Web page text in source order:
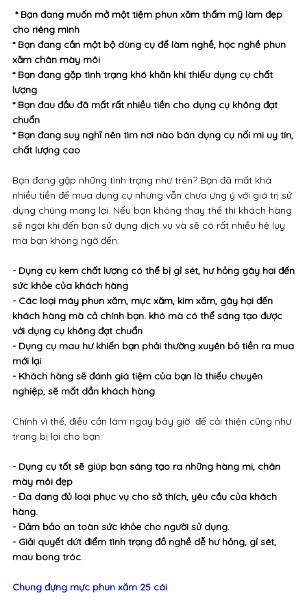
* Bạn đang muốn mở một tiệm phun xăm thẩm mỹ làm đẹp
cho riêng mình
* Bạn đang cần một bộ dùng cụ để làm nghề, học nghề phun
xăm chân mày môi
* Bạn đang gặp tình trạng khó khăn khi thiếu dụng cụ chất
lượng
* Bạn đau đầu đã mất rất nhiều tiền cho dụng cụ không đạt
chuẩn
* Bạn đang suy nghĩ nên tìm nơi nào bán dụng cụ nối mi uy tín,
chất lượng cao
Bạn đang gặp những tình trạng như trên? Bạn đã mất khá
nhiều tiền để mua dụng cụ nhưng vẫn chưa ưng ý với giá trị sử
dụng chúng mang lại. Nếu bạn không thay thế thì khách hàng
sẽ ngại khi đến bạn sử dụng dịch vụ và sẽ có rất nhiều hệ lụy
mà bạn không ngờ đến:
- Dụng cụ kem chất lượng có thể bị gỉ sét, hư hỏng gây hại đến
sức khỏe của khách hàng
- Các loại máy phun xăm, mực xăm, kim xăm, gây hại đến
khách hàng mà cả chính bạn. khó mà có thể sáng tạo được
với dụng cụ không đạt chuẩn
- Dụng cụ mau hư khiến bạn phải thường xuyên bỏ tiền ra mua
mới lại
- Khách hàng sẽ đánh giá tiệm của bạn là thiếu chuyên
nghiệp, sẽ mất dần khách hàng
Chính vì thế, điều cần làm ngay bây giờ để cải thiện cũng như
trang bị lại cho bạn:
- Dụng cụ tốt sẽ giúp bạn sáng tạo ra những hàng mi, chân
mày môi đẹp
- Đa dang đủ loại phục vụ cho sở thích, yêu cầu của khách
hàng.
- Đảm bảo an toàn sức khỏe cho người sử dụng.
- Giải quyết dứt điểm tình trạng đồ nghề dễ hư hỏng, gỉ sét,
mau bong tróc.
Chung đựng mực phun xăm 25 cái